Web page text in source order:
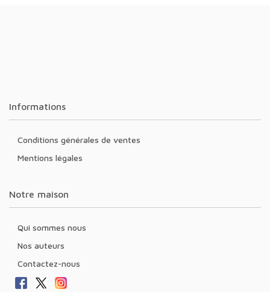
Informations
Conditions générales de ventes
Mentions légales
Notre maison
Qui sommes nous
Nos auteurs
Contactez-nous